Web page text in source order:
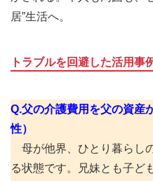
居”生活へ。
トラブルを回避した活用事
Q.父の介護費用を父の資産
性）
母が他界、ひとり暮らし
る状態です。兄妹とも子ど